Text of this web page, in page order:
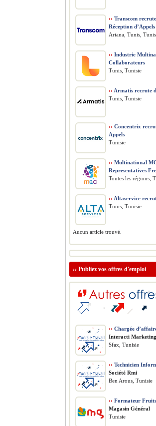
›› Transcom
Réception d’Appels
Ariana, Tunis,
›› Industrie
Collaborateurs
Tunis, Tunisie
›› Armatis recrute
Tunis, Tunisie
›› Concentrix
Appels
Tunisie
›› Multinational
Representatives
Toutes les régions,
›› Altaservice
Tunis, Tunisie
Aucun article trouvé.
›› Publiez vos offres d'emploi
›› Chargée
Interacti
Sfax, Tunisie
›› Technicien
Société Rmi
Ben Arous, Tunisie
›› Formateur
Magasin Général
Tunisie